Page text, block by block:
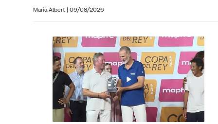
María Albert | 09/08/2026